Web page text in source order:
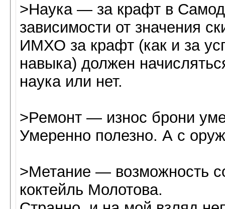
>Наука — за крафт в
зависимости от значения
ИМХО за крафт (как и за
навыка) должен
наука или нет.
>Ремонт — износ брони
Умеренно полезно. А с
>Метание — возможность
коктейль Молотова.